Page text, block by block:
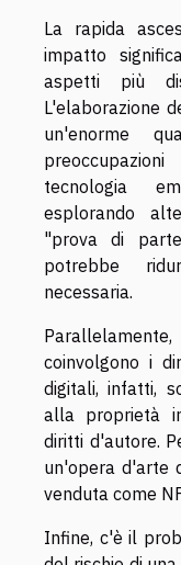
La rapida
impatto
aspetti più
L'elaborazione
un'enorme
tecnologia
esplorando
"prova di
potrebbe
necessaria.
coinvolgono i
digitali, infatti,
alla proprietà
diritti d'autore.
un'opera d'arte
venduta come
Infine, c'è il